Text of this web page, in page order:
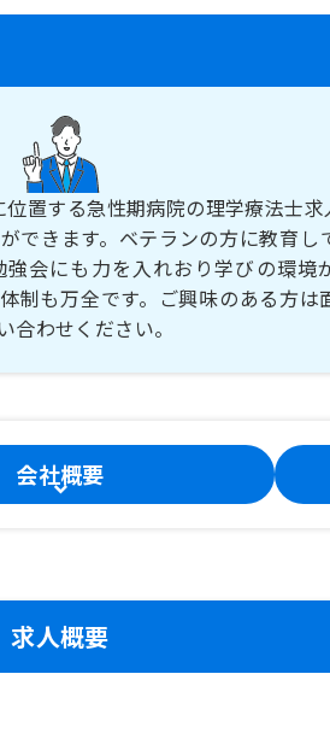
置する急性期病院の理学療法士
できます。ベテランの方に教育し
会にも力を入れおり学びの環境
制も万全です。ご興味のある方は
合わせください。
会社概要
求人概要